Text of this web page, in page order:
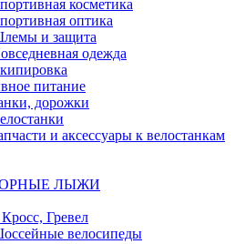
косметика
оптика
и защита
одежда
питание
дорожки
и аксессуары к велостанкам
ЛЫЖИ
Гревел
велосипеды